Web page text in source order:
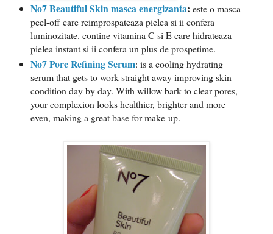
No7 Beautiful Skin masca energizanta: este o masca
peel-off care reimprospateaza pielea si ii confera
luminozitate. contine vitamina C si E care hidrateaza
pielea instant si ii confera un plus de prospetime.
No7 Pore Refining Serum: is a cooling hydrating
serum that gets to work straight away improving skin
condition day by day. With willow bark to clear pores,
your complexion looks healthier, brighter and more
even, making a great base for make-up.